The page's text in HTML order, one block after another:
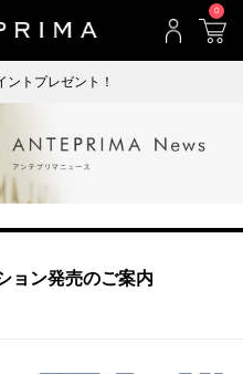
0
ントプレゼント！
ョン発売のご案内